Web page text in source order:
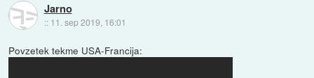
Jarno
:: 11. sep 2019, 16:01
Povzetek tekme USA-Francija: